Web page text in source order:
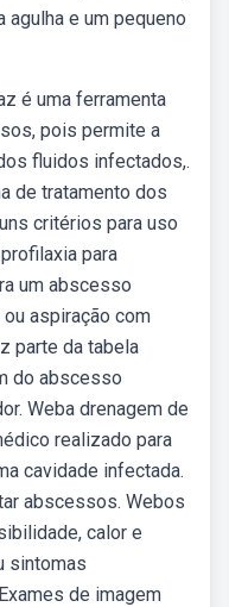
agulha e um pequeno
é uma ferramenta
pois permite a
fluidos infectados,.
de tratamento dos
critérios para uso
para
um abscesso
aspiração com
parte da tabela
do abscesso
Weba drenagem de
realizado para
cavidade infectada.
abscessos. Webos
calor e
sintomas
de imagem